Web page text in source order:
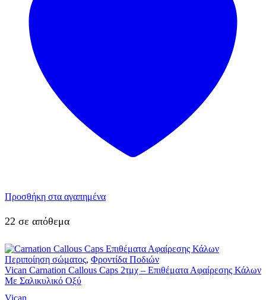
Προσθήκη στα αγαπημένα
22 σε απόθεμα
Περιποίηση σώματος, Φροντίδα Ποδιών
Vican Carnation Callous Caps 2τμχ – Επιθέματα Αφαίρεσης Κάλων
Με Σαλικυλικό Οξύ